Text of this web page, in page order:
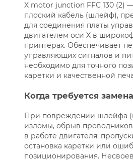
X motor junction FFC 130 (2)
плоский кабель (шлейф),
для соединения платы
двигателем оси X в
принтерах. Обеспечивает
управляющих сигналов и
необходимо для точного
каретки и качественной
Когда требуется замена
При повреждении шлейфа
изломы, обрыв
в работе двигателя:
остановка каретки или
позиционирования.